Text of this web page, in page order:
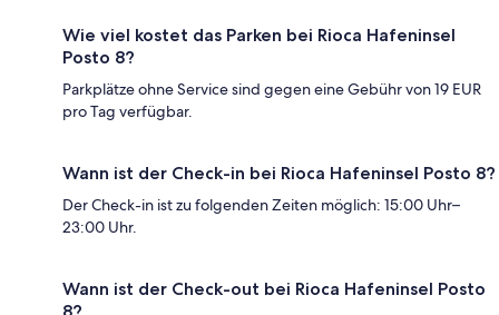
Wie viel kostet das Parken bei Rioca Hafeninsel
Posto 8?
Parkplätze ohne Service sind gegen eine Gebühr von 19 EUR
pro Tag verfügbar.
Wann ist der Check-in bei Rioca Hafeninsel Posto 8?
Der Check-in ist zu folgenden Zeiten möglich: 15:00 Uhr–
23:00 Uhr.
Wann ist der Check-out bei Rioca Hafeninsel Posto
8?